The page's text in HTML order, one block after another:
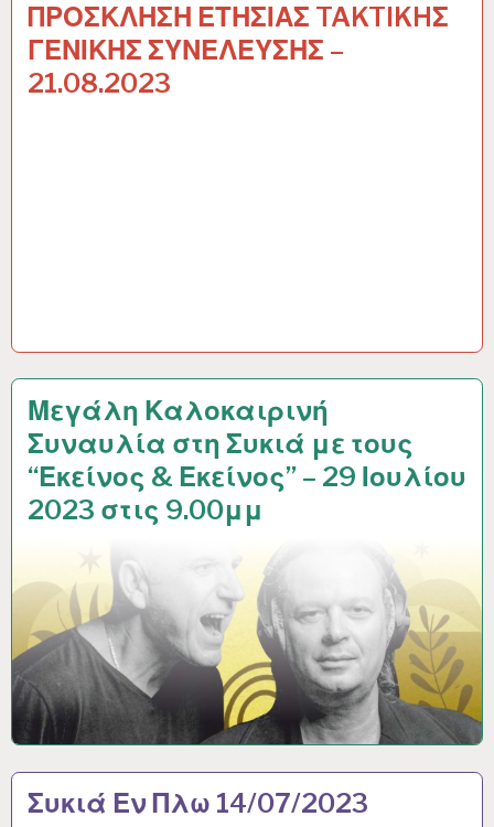
ΠΡΟΣΚΛΗΣΗ ΕΤΗΣΙΑΣ TAKTIKHΣ
ΓΕΝΙΚΗΣ ΣΥΝΕΛΕΥΣΗΣ –
21.08.2023
Μεγάλη Καλοκαιρινή
Συναυλία στη Συκιά με τους
“Εκείνος & Εκείνος” – 29 Ιουλίου
2023 στις 9.00μμ
Συκιά Εν Πλω 14/07/2023